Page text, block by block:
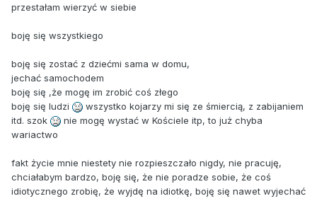
przestałam wierzyć w siebie
boję się wszystkiego
boję się zostać z dziećmi sama w domu,
jechać samochodem
boję się ,że mogę im zrobić coś złego
boję się ludzi
wszystko kojarzy mi się ze śmiercią, z zabijaniem
itd. szok
nie mogę wystać w Kościele itp, to już chyba
wariactwo
fakt życie mnie niestety nie rozpieszczało nigdy, nie pracuję,
chciałabym bardzo, boję się, że nie poradze sobie, że coś
idiotycznego zrobię, że wyjdę na idiotkę, boję się nawet wyjechać